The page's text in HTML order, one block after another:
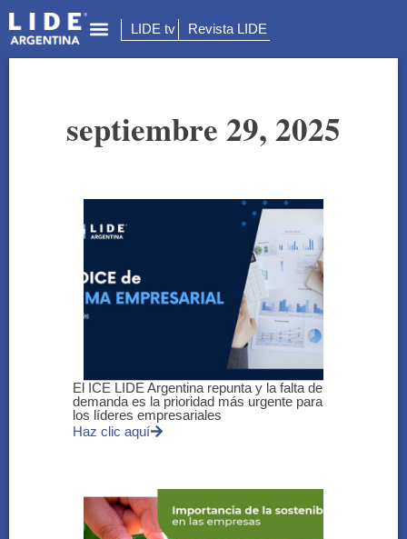
LIDE tv Revista LIDE
septiembre 29, 2025
El ICE LIDE Argentina repunta y la falta de
demanda es la prioridad más urgente para
los líderes empresariales
Haz clic aquí